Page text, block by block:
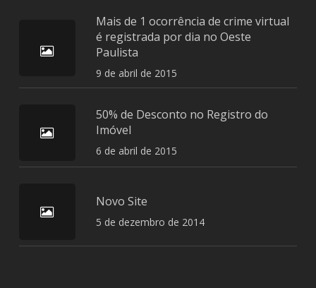
Mais de 1 ocorrência de crime virtual
é registrada por dia no Oeste
Paulista
9 de abril de 2015
50% de Desconto no Registro do
Imóvel
6 de abril de 2015
Novo Site
5 de dezembro de 2014